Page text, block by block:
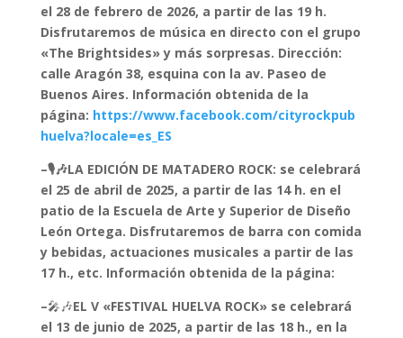
el 28 de febrero de 2026, a partir de las 19 h.
Disfrutaremos de música en directo con el grupo
«The Brightsides» y más sorpresas. Dirección:
calle Aragón 38, esquina con la av. Paseo de
Buenos Aires. Información obtenida de la
página: https://www.facebook.com/cityrockpub
huelva?locale=es_ES
–🎙️🎶LA EDICIÓN DE MATADERO ROCK: se celebrará
el 25 de abril de 2025, a partir de las 14 h. en el
patio de la Escuela de Arte y Superior de Diseño
León Ortega. Disfrutaremos de barra con comida
y bebidas, actuaciones musicales a partir de las
17 h., etc. Información obtenida de la página:
–🎤🎶EL V «FESTIVAL HUELVA ROCK» se celebrará
el 13 de junio de 2025, a partir de las 18 h., en la